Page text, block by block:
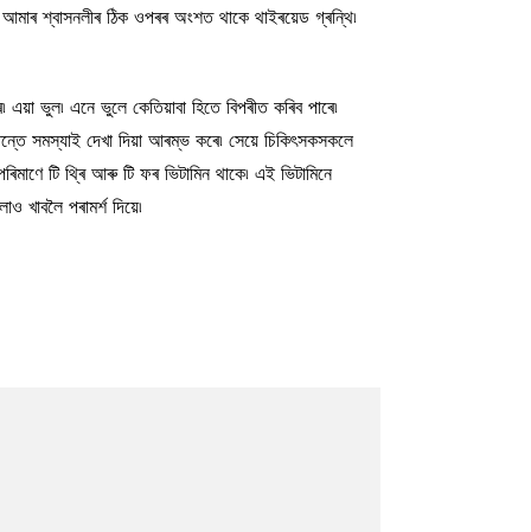
শ্বাসনলীৰ ঠিক ওপৰৰ অংশত থাকে থাইৰয়েড গ্ৰন্থি৷
ভুল৷ এনে ভুলে কেতিয়াবা হিতে বিপৰীত কৰিব পাৰে৷
সমস্যাই দেখা দিয়া আৰম্ভ কৰে৷ সেয়ে চিকিৎসকসকলে
টি থ্ৰি আৰু টি ফৰ ভিটামিন থাকে৷ এই ভিটামিনে
খাবলৈ পৰামৰ্শ দিয়ে৷